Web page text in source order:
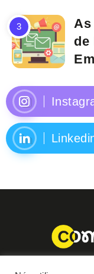
As
de